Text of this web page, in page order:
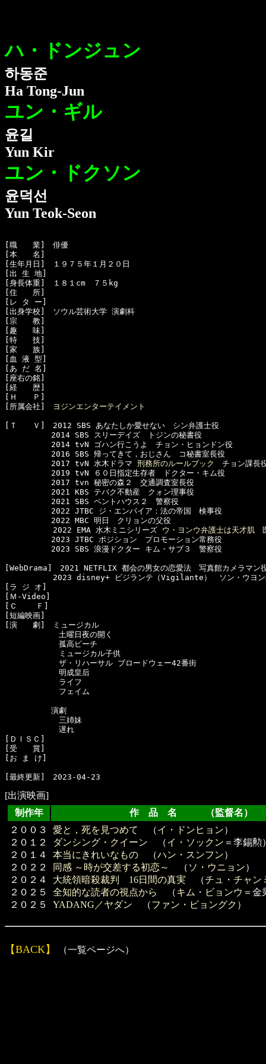
ハ・ドンジュン
하동준
Ha Tong-Jun
ユン・ギル
윤길
Yun Kir
ユン・ドクソン
윤덕선
Yun Teok-Seon
[職　　業]　俳優
[本　　名]
[生年月日]　１９７５年１月２０日
[出 生 地]
[身長体重]　１８１cm　７５kg
[住　　所]
[レ タ ー]
[出身学校]　ソウル芸術大学 演劇科
[宗　　教]
[趣　　味]
[特　　技]
[家　　族]
[血 液 型]
[あ だ 名]
[座右の銘]
[経　　歴]
[Ｈ　　Ｐ]
[所属会社]
ヨジンエンターテイメント
[Ｔ　　Ｖ]　2012 SBS あなたしか愛せない　シン弁護士役
2014 SBS スリーデイズ　トジンの秘書役
2014 tvN ゴハン行こうよ　チョン・ヒョンドン役
2016 SBS 帰ってきて，おじさん　コ秘書室長役
2017 tvN 水木ドラマ 刑務所のルールブック
チョン課長
2019 tvN ６０日指定生存者　ドクター・キム役
2017 tvn 秘密の森２　交通調査室長役
2021 KBS テバク不動産　クォン理事役
2021 SBS ペントハウス２　警察役
2022 JTBC ジ・エンパイア：法の帝国　検事役
2022 MBC 明日　クリョンの父役
  　　　　　2022 EMA 水木ミニシリーズ
ウ・ヨンウ弁護士は天才肌
2023 JTBC ポジション　プロモーション常務役
2023 SBS 浪漫ドクター キム・サブ３　警察役
[WebDrama]　2021 NETFLIX 都会の男女の恋愛法　写真館カメラマン
　　　　　2023 disney+ ビジランテ（Vigilante）　ソン・ウヨン
[ラ ジ オ]
[Ｍ-Video]
[Ｃ    Ｆ]
[短編映画]
[演　　劇]　ミュージカル
土曜日夜の開く
孤高ビーチ
ミュージカル子供
ザ・リハーサル ブロードウェー42番街
明成皇后
ライフ
フェイム
演劇
三姉妹
遅れ
[ＤＩＳＣ]
[受　　賞]
[お ま け]
[出演映画]
制作年
作 品 名 （監督名）
２００３
２０１２
２０１４
２０２２
２０２４
２０２５
２０２５
愛と，死を見つめて （イ・ドンヒョン）
ダンシング・クイーン （イ・ソックン ＝李錫勲
本当にきれいなもの （ハン・スンフン）
同感 ～時が交差する初恋～
（ ソ・ウニョン）
大統領暗殺裁判 16日間の真実 （チュ・チャン
全知的な読者の視点から
（キム・ビョンウ ＝金
YADANG／ヤダン （ファン・ビョングク ）
【BACK】 （一覧ページへ）